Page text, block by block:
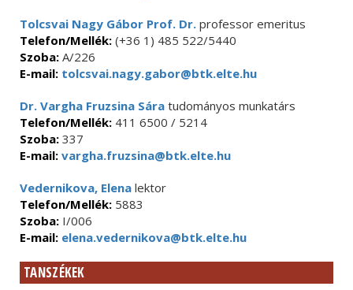
Tolcsvai Nagy Gábor Prof. Dr. professor emeritus
Telefon/Mellék: (+36 1) 485 522/5440
Szoba: A/226
E-mail: tolcsvai.nagy.gabor@btk.elte.hu
Dr. Vargha Fruzsina Sára tudományos munkatárs
Telefon/Mellék: 411 6500 / 5214
Szoba: 337
E-mail: vargha.fruzsina@btk.elte.hu
Vedernikova, Elena lektor
Telefon/Mellék: 5883
Szoba: I/006
E-mail: elena.vedernikova@btk.elte.hu
TANSZÉKEK